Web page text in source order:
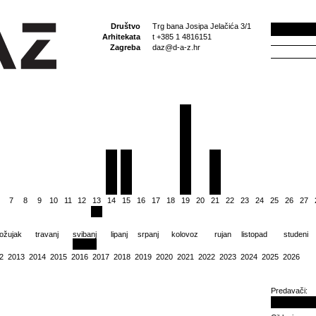
Društvo
Arhitekata
Zagreba
Trg bana Josipa Jelačića 3/1
t +385 1 4816151
daz@d-a-z.hr
7 8 9 10 11 12 13 14 15 16 17 18 19 20 21 22 23 24 25 26 27
ožujak travanj svibanj lipanj srpanj kolovoz rujan listopad studeni
2013 2014 2015 2016 2017 2018 2019 2020 2021 2022 2023 2024 2025 2026
Predavači: